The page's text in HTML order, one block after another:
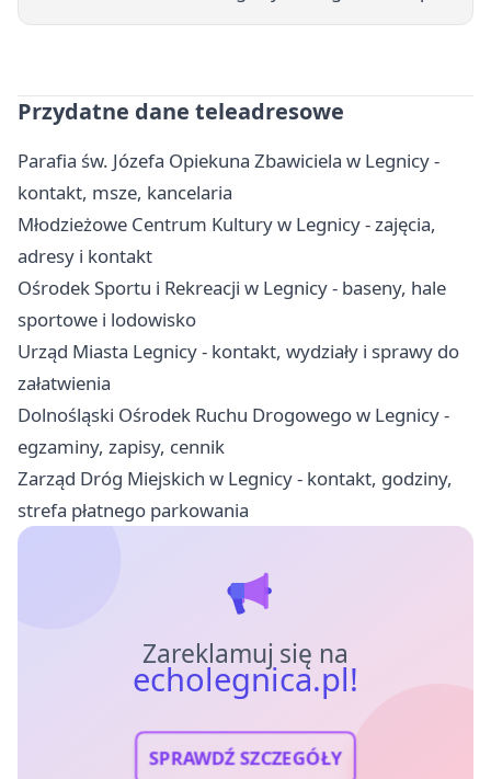
Przydatne dane teleadresowe
Parafia św. Józefa Opiekuna Zbawiciela w Legnicy -
kontakt, msze, kancelaria
Młodzieżowe Centrum Kultury w Legnicy - zajęcia,
adresy i kontakt
Ośrodek Sportu i Rekreacji w Legnicy - baseny, hale
sportowe i lodowisko
Urząd Miasta Legnicy - kontakt, wydziały i sprawy do
załatwienia
Dolnośląski Ośrodek Ruchu Drogowego w Legnicy -
egzaminy, zapisy, cennik
Zarząd Dróg Miejskich w Legnicy - kontakt, godziny,
strefa płatnego parkowania
Zareklamuj się na
echolegnica.pl!
SPRAWDŹ SZCZEGÓŁY